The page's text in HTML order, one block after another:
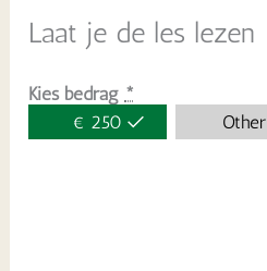
Laat je de les lezen
Kies bedrag *
€ 250 Other